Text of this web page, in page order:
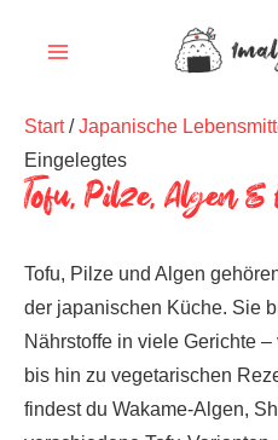
Start/Japanische
Eingelegtes
Tofu, Pilze, Algen
Tofu, Pilze und Algen
der japanischen Küche. Sie
Nährstoffe in viele Gerichte
bis hin zu vegetarischen
findest du Wakame-Algen,